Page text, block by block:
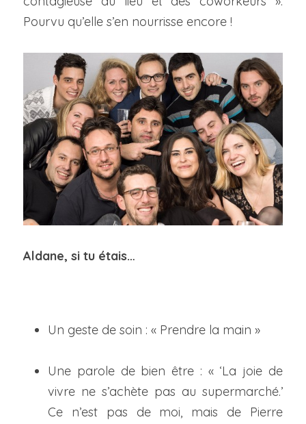
Pourvu qu’elle s’en nourrisse encore !
Aldane, si tu étais…
Un geste de soin : « Prendre la main »
Une parole de bien être : « ‘La joie de
vivre ne s’achète pas au supermarché.’
Ce n’est pas de moi, mais de Pierre